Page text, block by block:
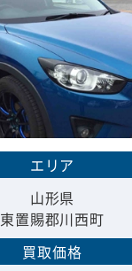
エリア
山形県
東置賜郡川西町
買取価格